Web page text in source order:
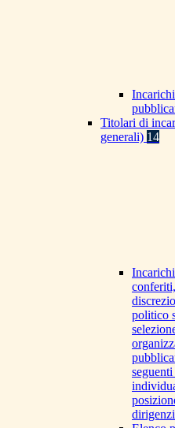
Titolari di
generali) 14
politico